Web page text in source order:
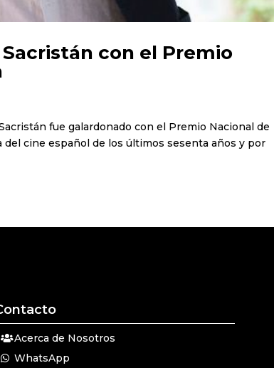
con el Premio
fue galardonado con el Premio Nacional de
cine español de los últimos sesenta años y por
Acerca de Nosotros
WhatsApp